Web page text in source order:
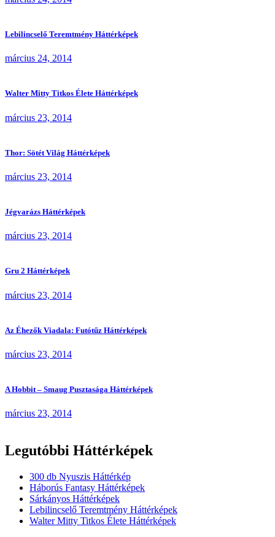
Lebilincselő Teremtmény Háttérképek
március 24, 2014
Walter Mitty Titkos Élete Háttérképek
március 23, 2014
Thor: Sötét Világ Háttérképek
március 23, 2014
Jégvarázs Háttérképek
március 23, 2014
Gru 2 Háttérképek
március 23, 2014
Az Éhezők Viadala: Futótűz Háttérképek
március 23, 2014
A Hobbit – Smaug Pusztasága Háttérképek
március 23, 2014
Legutóbbi Háttérképek
300 db Nyuszis Háttérkép
Háborús Fantasy Háttérképek
Sárkányos Háttérképek
Lebilincselő Teremtmény Háttérképek
Walter Mitty Titkos Élete Háttérképek